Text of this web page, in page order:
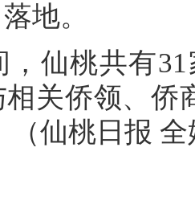
地。
桃共有31
关侨领、侨
（仙桃日报